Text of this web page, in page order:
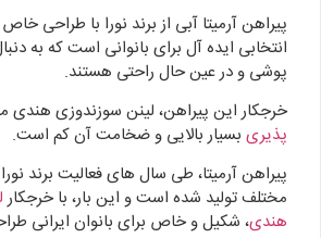
پیراهن آرمیتا آبی از برند نورا با طراحی
انتخابی ایده آل برای بانوانی است که به
پوشی و در عین حال راحتی هستند.
خرجکار این پیراهن، لینن سوزندوزی هندی
پذیری بسیار بالایی و ضخامت آن کم است.
پیراهن آرمیتا، طی سال های فعالیت برند
مختلف تولید شده است و این بار، با خرجکار
هندی، شکیل و خاص برای بانوان ایرانی